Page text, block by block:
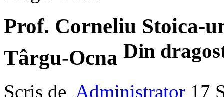
Prof. Corneliu Stoica-
Târgu-Ocna Din
Scris de Administrator 17